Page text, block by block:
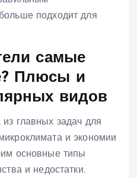
подходит для
самые
Плюсы и
видов
главных задач для
и экономии
основные типы
и недостатки.